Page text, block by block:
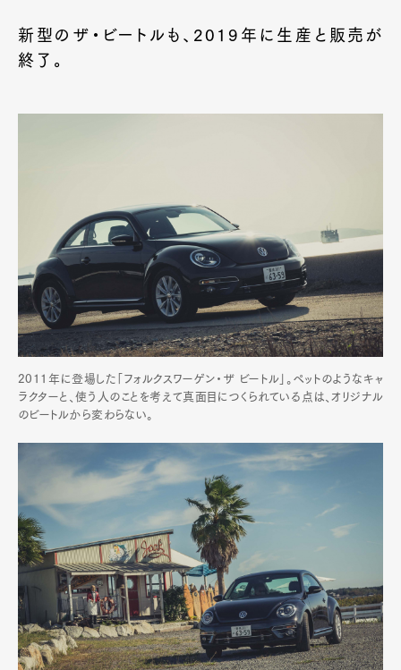
新型のザ・ビートルも、2019年に生産と販売が
終了。
2011年に登場した「フォルクスワーゲン・ザ ビートル」。ペットのようなキャ
ラクターと、使う人のことを考えて真面目につくられている点は、オリジナル
のビートルから変わらない。